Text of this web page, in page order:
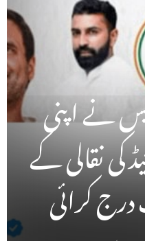
نے اپنی
نقالی کے
کرائی